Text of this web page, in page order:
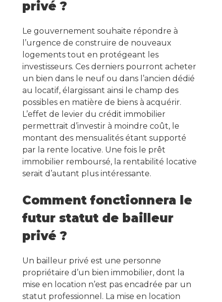
privé ?
Le gouvernement souhaite répondre à
l’urgence de construire de nouveaux
logements tout en protégeant les
investisseurs. Ces derniers pourront acheter
un bien dans le neuf ou dans l’ancien dédié
au locatif, élargissant ainsi le champ des
possibles en matière de biens à acquérir.
L’effet de levier du crédit immobilier
permettrait d’investir à moindre coût, le
montant des mensualités étant supporté
par la rente locative. Une fois le prêt
immobilier remboursé, la rentabilité locative
serait d’autant plus intéressante.
Comment fonctionnera le
futur statut de bailleur
privé ?
Un bailleur privé est une personne
propriétaire d’un bien immobilier, dont la
mise en location n’est pas encadrée par un
statut professionnel. La mise en location